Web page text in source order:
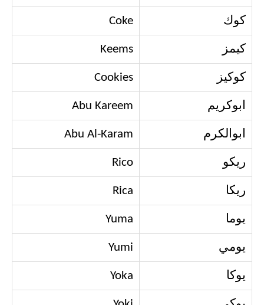
كوك Coke
كيمز Keems
كوكيز Cookies
ابوكريم Abu Kareem
ابوالكرم Abu Al-Karam
ريكو Rico
ريكا Rica
يوما Yuma
يومي Yumi
يوكا Yoka